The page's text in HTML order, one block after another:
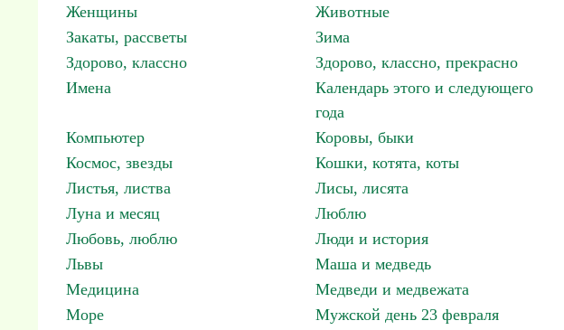
Женщины
Животные
Закаты, рассветы
Зима
Здорово, классно
Здорово, классно, прекрасно
Имена
Календарь этого и следующего
года
Компьютер Коровы, быки
Космос, звезды
Кошки, котята, коты
Листья, листва
Лисы, лисята
Луна и месяц
Люблю
Любовь, люблю
Люди и история
Львы
Маша и медведь
Медицина
Медведи и медвежата
Море
Мужской день 23 февраля